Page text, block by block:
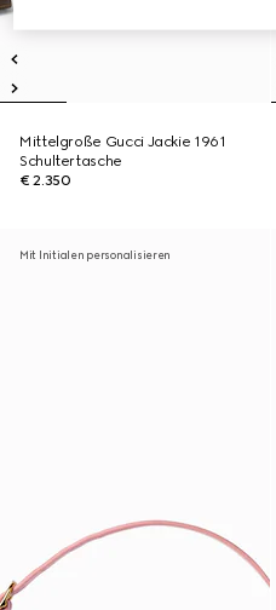
Mittelgroße Gucci Jackie 1961
Schultertasche
€ 2.350
Mit Initialen personalisieren